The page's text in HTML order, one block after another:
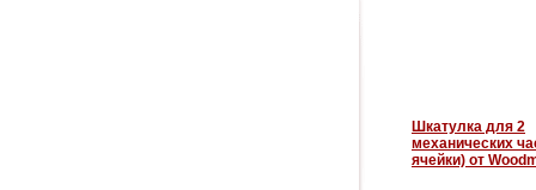
Шкатулка для 2
механических
ячейки) от